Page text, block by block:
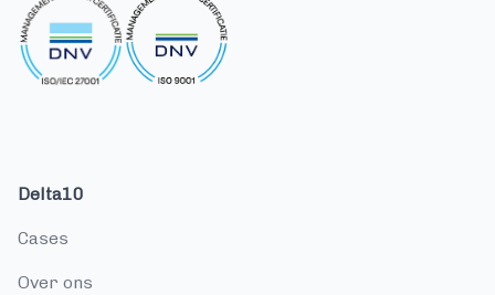
Delta10
cases
over ons